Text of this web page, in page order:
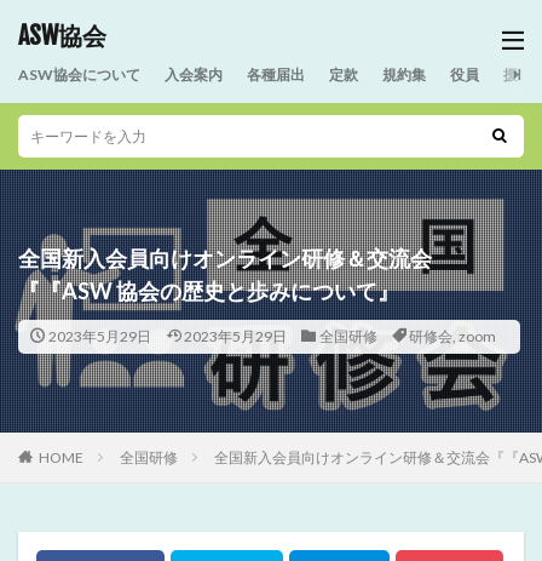
ASW協会
ASW協会について 入会案内 各種届出 定款 規約集 役員 援助
全国新入会員向けオンライン研修＆交流会
『『ASW 協会の歴史と歩みについて』
2023年5月29日 2023年5月29日 全国研修 研修会, zoom
HOME 全国研修 全国新入会員向けオンライン研修＆交流会『『